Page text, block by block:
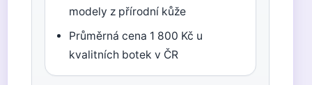
modely z přírodní kůže
Průměrná cena 1 800 Kč u
kvalitních botek v ČR